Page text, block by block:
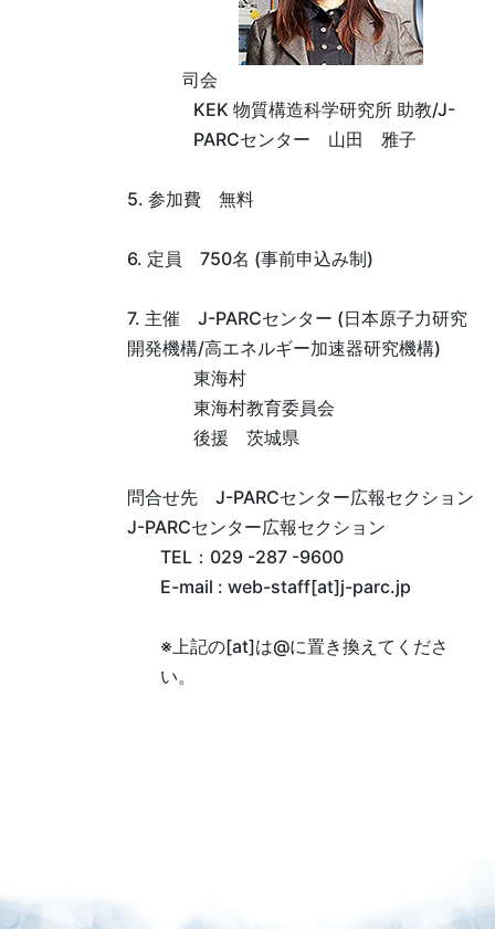
司会
KEK 物質構造科学研究所 助教/J-
PARCセンター 山田 雅子
5. 参加費 無料
6. 定員 750名 (事前申込み制)
7. 主催 J-PARCセンター (日本原子力研究
開発機構/高エネルギー加速器研究機構)
東海村
東海村教育委員会
後援 茨城県
問合せ先 J-PARCセンター広報セクション
J-PARCセンター広報セクション
TEL：029 -287 -9600
E-mail : web-staff[at]j-parc.jp
※上記の[at]は@に置き換えてくださ
い。